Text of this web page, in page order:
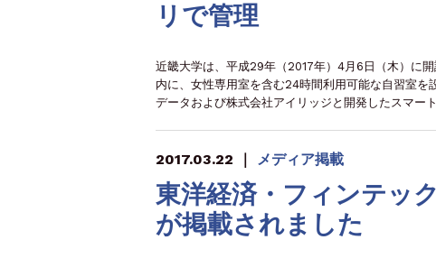
リで管理
近畿大学は、平成29年（2017年）4月6日（木）に
内に、女性専用室を含む24時間利用可能な自習室を
データおよび株式会社アイリッジと開発したスマー
2017.03.22 ｜ メディア掲載
東洋経済・フィンテッ
が掲載されました